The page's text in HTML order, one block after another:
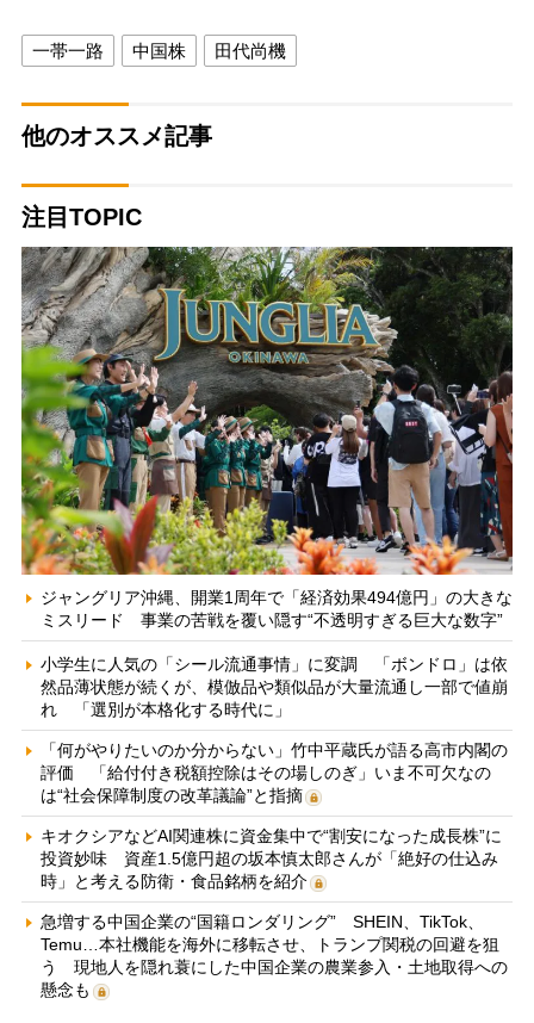
一帯一路 中国株 田代尚機
他のオススメ記事
注目TOPIC
ジャングリア沖縄、開業1周年で「経済効果494億円」の大きな
ミスリード 事業の苦戦を覆い隠す“不透明すぎる巨大な数字”
小学生に人気の「シール流通事情」に変調 「ボンドロ」は依
然品薄状態が続くが、模倣品や類似品が大量流通し一部で値崩
れ 「選別が本格化する時代に」
「何がやりたいのか分からない」竹中平蔵氏が語る高市内閣の
評価 「給付付き税額控除はその場しのぎ」いま不可欠なの
は“社会保障制度の改革議論”と指摘
キオクシアなどAI関連株に資金集中で“割安になった成長株”に
投資妙味 資産1.5億円超の坂本慎太郎さんが「絶好の仕込み
時」と考える防衛・食品銘柄を紹介
急増する中国企業の“国籍ロンダリング” SHEIN、TikTok、
Temu…本社機能を海外に移転させ、トランプ関税の回避を狙
う 現地人を隠れ蓑にした中国企業の農業参入・土地取得への
懸念も